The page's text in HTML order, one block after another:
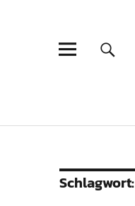
Schlagwort: